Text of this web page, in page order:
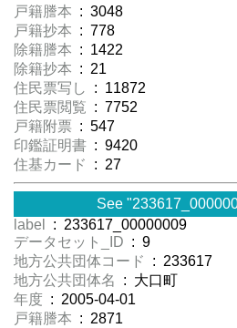
戸籍謄本 : 3048
戸籍抄本 : 778
除籍謄本 : 1422
除籍抄本 : 21
住民票写し
: 11872
住民票閲覧 : 7752
戸籍附票 : 547
印鑑証明書 : 9420
住基カード
: 27
See
label
: 233617_00000009
データセット_ID : 9
地方公共団体コード
: 233617
地方公共団体名
: 大口町
年度 : 2005-04-01
戸籍謄本 : 2871